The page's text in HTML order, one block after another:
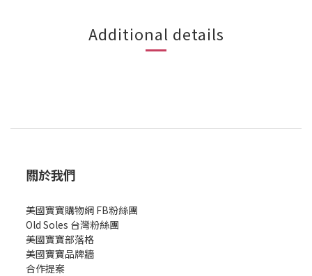
Additional details
關於我們
美國寶寶購物網 FB粉絲團
Old Soles 台灣粉絲團
美國寶寶部落格
美國寶寶品牌牆
合作提案